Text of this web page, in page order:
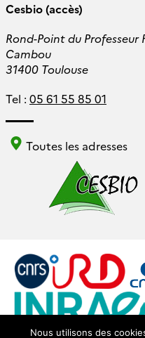
Cesbio (accès)
Rond-Point du Professeur
Cambou
31400 Toulouse
Tel : 05 61 55 85 01
Toutes les adresses
Nous utilisons des